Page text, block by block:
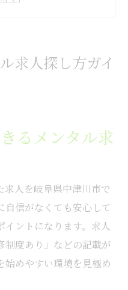
れる未経験者の資質
いメンタル関連の仕
ンタル重視の働き方
地元就職のポイント
企業サポート活用法
ポート環境とは
タルサポートの体制
実した職場の選び方
求人探し方ガイ
るメンタル求
求人を岐阜県中津川市で
自信がなくても安心して
ントになります。求人
制度あり」などの記載が
始めやすい環境を見極め